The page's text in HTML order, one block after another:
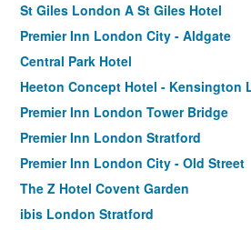
St Giles London A St Giles Hotel
Premier Inn London City - Aldgate
Central Park Hotel
Heeton Concept Hotel - Kensington
Premier Inn London Tower Bridge
Premier Inn London Stratford
Premier Inn London City - Old Street
The Z Hotel Covent Garden
ibis London Stratford